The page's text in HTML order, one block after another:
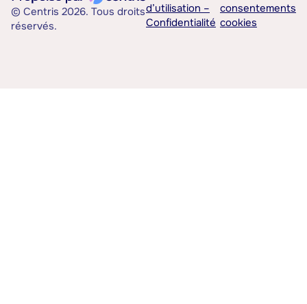
© Centris 2026. Tous droits
réservés.
d’utilisation –
Confidentialité
consentements
cookies